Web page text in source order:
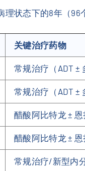
状态下的8年（
关键治疗药物
常规治疗（ADT ±
常规治疗（ADT ±
醋酸阿比特龙 ±
醋酸阿比特龙 ±
常规治疗/新型内